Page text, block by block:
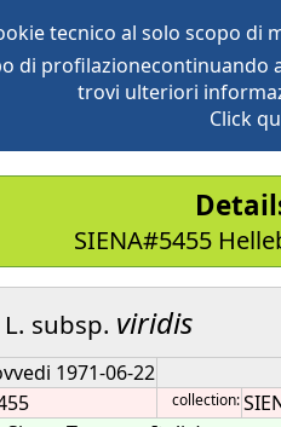
tecnico al solo scopo di
di
trovi ulteriori
Click
vegetation global db
SIENA#5455
L. subsp. viridis
1971-06-22
collection: